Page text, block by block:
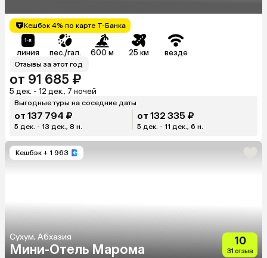
Кешбэк 4% по карте Т-Банка
линия пес./гал. 600 м 25 км везде
Отзывы за этот год
от 91 685 ₽
5 дек. - 12 дек., 7 ночей
Выгодные туры на соседние даты
от 137 794 ₽
5 дек. - 13 дек., 8 н.
от 132 335 ₽
5 дек. - 11 дек., 6 н.
Кешбэк + 1 963
Сухум, Абхазия
Мини-Отель Марома
10
31 отзыв